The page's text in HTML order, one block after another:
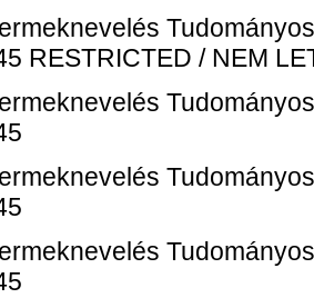
RESTRICTED / NEM